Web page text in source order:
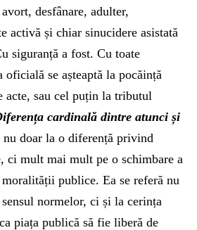
desfânare, adulter,
activă și chiar sinucidere asistată
siguranță a fost. Cu toate
oficială se așteaptă la pocăință
acte, sau cel puțin la tributul
cardinală dintre atunci și
nu doar la o diferență privind
ci mult mai mult pe o schimbare a
publice. Ea se referă nu
normelor, ci și la cerința
piața publică să fie liberă de